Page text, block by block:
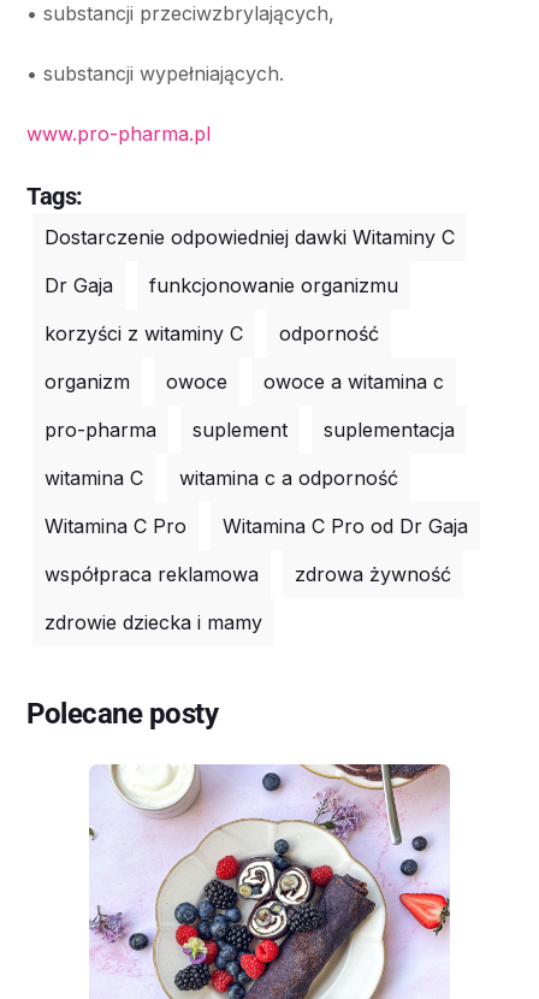
• substancji przeciwzbrylających,
• substancji wypełniających.
www.pro-pharma.pl
Tags:
Dostarczenie odpowiedniej dawki Witaminy C
Dr Gaja
funkcjonowanie organizmu
korzyści z witaminy C
odporność
organizm
owoce
owoce a witamina c
pro-pharma
suplement
suplementacja
witamina C
witamina c a odporność
Witamina C Pro
Witamina C Pro od Dr Gaja
współpraca reklamowa
zdrowa żywność
zdrowie dziecka i mamy
Polecane posty